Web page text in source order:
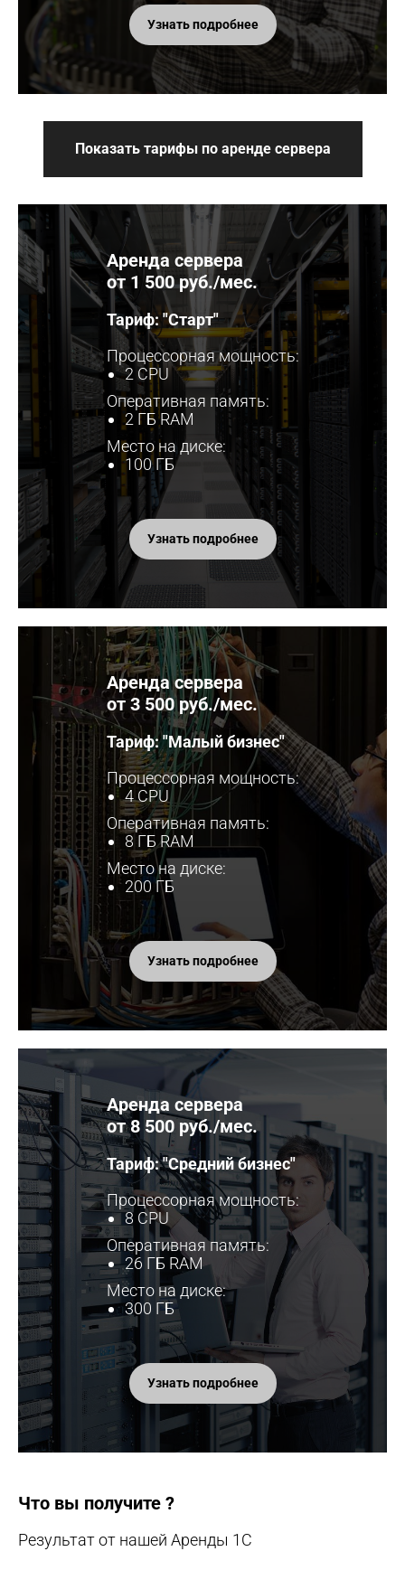
Узнать подробнее
Показать тарифы по аренде сервера
Аренда сервера
от 1 500 руб./мес.
Тариф: "Старт"
Процессорная мощность:
2 CPU
Оперативная память:
2 ГБ RAM
Место на диске:
100 ГБ
Узнать подробнее
Аренда сервера
от 3 500 руб./мес.
Тариф: "Малый бизнес"
Процессорная мощность:
4 CPU
Оперативная память:
8 ГБ RAM
Место на диске:
200 ГБ
Узнать подробнее
Аренда сервера
от 8 500 руб./мес.
Тариф: "Средний бизнес"
Процессорная мощность:
8 CPU
Оперативная память:
26 ГБ RAM
Место на диске:
300 ГБ
Узнать подробнее
Что вы получите ?
Результат от нашей Аренды 1С